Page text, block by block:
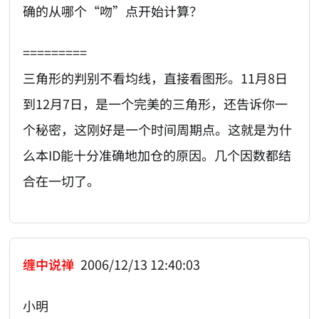
确的从哪个“吻”点开始计算？
=========
三角形的判别不看均线，直接看图形。11月8日
到12月7日，是一个完美的三角形，还告诉你一
个秘密，这刚好是一个时间周期点。这就是为什
么本ID能十分准确地加仓的原因。几个因数都结
合在一切了。
缠中说禅 2006/12/13 12:40:03
小明